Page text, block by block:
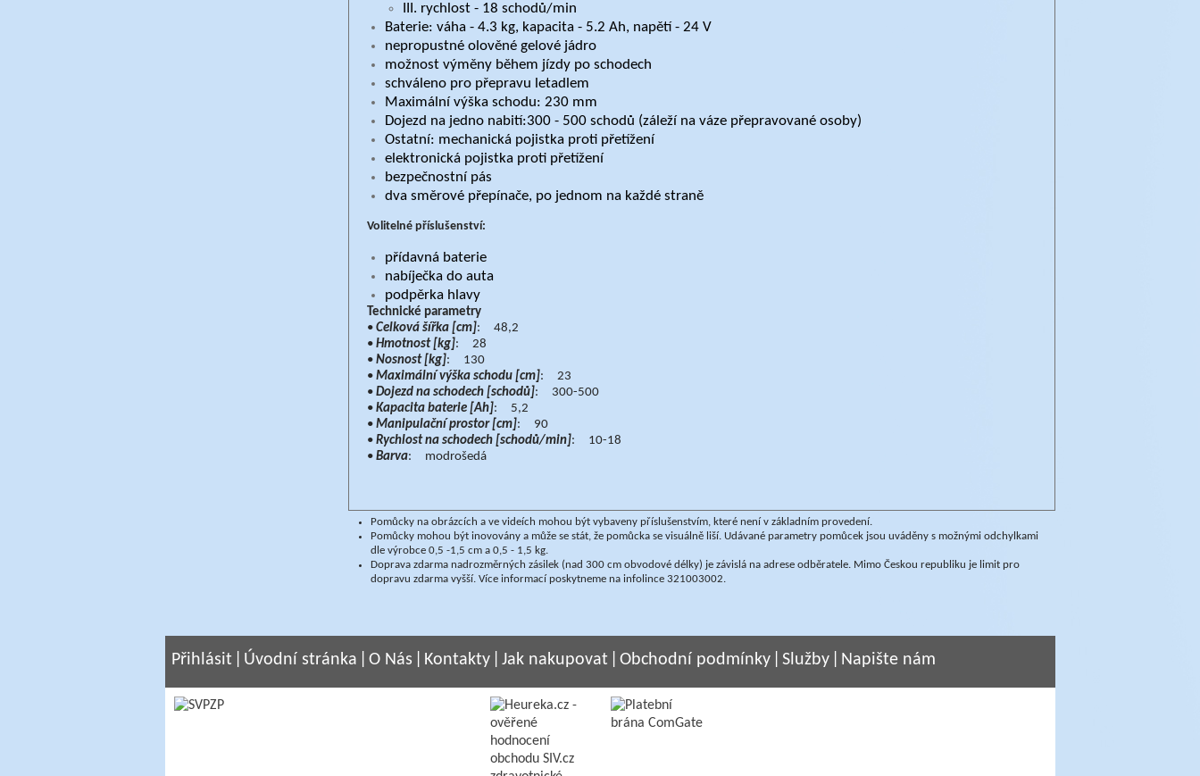
III. rychlost - 18 schodů/min
Baterie: váha - 4.3 kg, kapacita - 5.2 Ah, napětí - 24 V
nepropustné olověné gelové jádro
možnost výměny během jízdy po schodech
schváleno pro přepravu letadlem
Maximální výška schodu: 230 mm
Dojezd na jedno nabití:300 - 500 schodů (záleží na váze přepravované osoby)
Ostatní: mechanická pojistka proti přetížení
elektronická pojistka proti přetížení
bezpečnostní pás
dva směrové přepínače, po jednom na každé straně
Volitelné příslušenství:
přídavná baterie
nabíječka do auta
podpěrka hlavy
Technické parametry
• Celková šířka [cm]: 48,2
• Hmotnost [kg]: 28
• Nosnost [kg]: 130
• Maximální výška schodu [cm]: 23
• Dojezd na schodech [schodů]: 300-500
• Kapacita baterie [Ah]: 5,2
• Manipulační prostor [cm]: 90
• Rychlost na schodech [schodů/min]: 10-18
• Barva: modrošedá
Pomůcky na obrázcích a ve videích mohou být vybaveny příslušenstvím, které není v základním provedení.
Pomůcky mohou být inovovány a může se stát, že pomůcka se visuálně liší. Udávané parametry pomůcek jsou uváděny s možnými odchylkami
dle výrobce 0,5 -1,5 cm a 0,5 - 1,5 kg.
Doprava zdarma nadrozměrných zásilek (nad 300 cm obvodové délky) je závislá na adrese odběratele. Mimo Českou republiku je limit pro
dopravu zdarma vyšší. Více informací poskytneme na infolince 321003002.
Přihlásit Úvodní stránka O Nás Kontakty Jak nakupovat Obchodní podmínky Služby Napište nám